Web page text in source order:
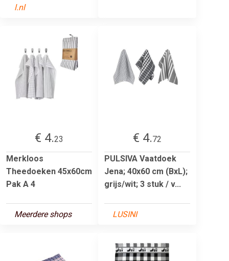
l.nl
€ 4.23
Merkloos
Theedoeken 45x60cm
Pak A 4
Meerdere shops
€ 4.72
PULSIVA Vaatdoek
Jena; 40x60 cm (BxL);
grijs/wit; 3 stuk / v...
LUSINI